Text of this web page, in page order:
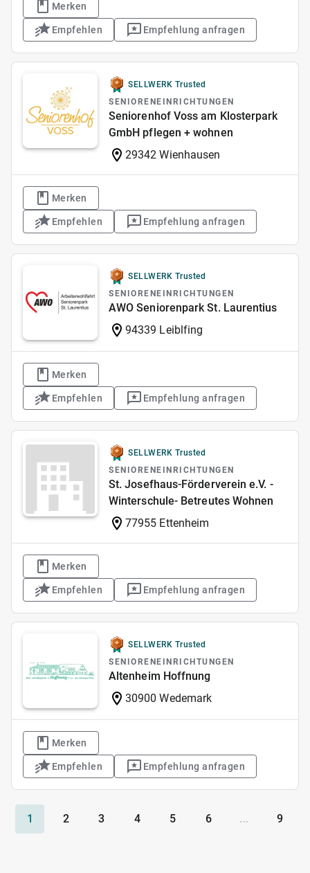
Merken
Empfehlen Empfehlung anfragen
SELLWERK Trusted
SENIORENEINRICHTUNGEN
Seniorenhof Voss am Klosterpark
GmbH pflegen + wohnen
29342 Wienhausen
Merken
Empfehlen Empfehlung anfragen
SELLWERK Trusted
SENIORENEINRICHTUNGEN
AWO Seniorenpark St. Laurentius
94339 Leiblfing
Merken
Empfehlen Empfehlung anfragen
SELLWERK Trusted
SENIORENEINRICHTUNGEN
St. Josefhaus-Förderverein e.V. -
Winterschule- Betreutes Wohnen
77955 Ettenheim
Merken
Empfehlen Empfehlung anfragen
SELLWERK Trusted
SENIORENEINRICHTUNGEN
Altenheim Hoffnung
30900 Wedemark
Merken
Empfehlen Empfehlung anfragen
1 2 3 4 5 6 ... 9